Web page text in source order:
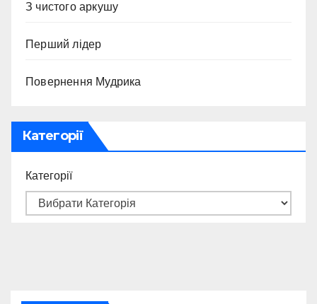
З чистого аркушу
Перший лідер
Повернення Мудрика
Категорії
Категорії